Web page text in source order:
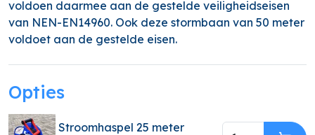
voldoen daarmee aan de gestelde veiligheidseisen
van NEN-EN14960. Ook deze stormbaan van 50 meter
voldoet aan de gestelde eisen.
Opties
Stroomhaspel 25 meter